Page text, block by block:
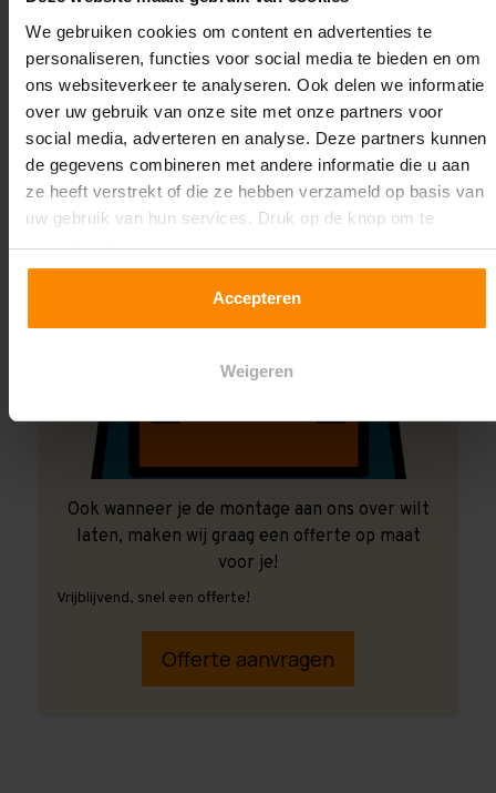
We gebruiken cookies om content en advertenties te
personaliseren, functies voor social media te bieden en om
ons websiteverkeer te analyseren. Ook delen we informatie
over uw gebruik van onze site met onze partners voor
social media, adverteren en analyse. Deze partners kunnen
de gegevens combineren met andere informatie die u aan
ze heeft verstrekt of die ze hebben verzameld op basis van
uw gebruik van hun services. Druk op de knop om te
accepteren!
Accepteren
Weigeren
Montage uitbesteden?
Laat ons het doen!
Ook wanneer je de montage aan ons over wilt
laten, maken wij graag een offerte op maat
voor je!
Vrijblijvend, snel een offerte!
Offerte aanvragen